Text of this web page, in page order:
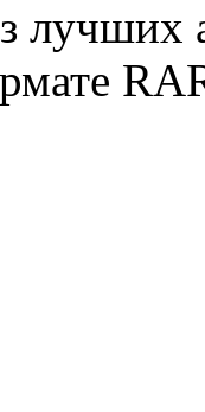
лучших